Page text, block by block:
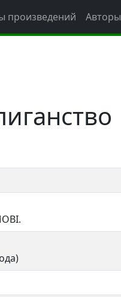
произведений Авторы